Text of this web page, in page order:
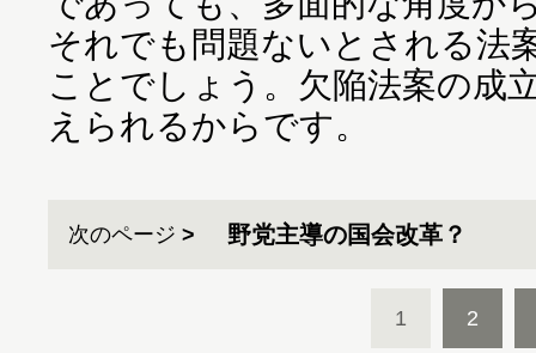
それでも問題ないとされる法
ことでしょう。欠陥法案の成
えられるからです。
次のページ 野党主導の国会改革？
1 2